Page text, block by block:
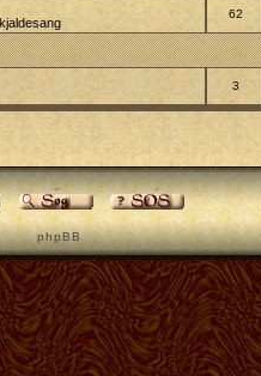
62
3
p h p B B